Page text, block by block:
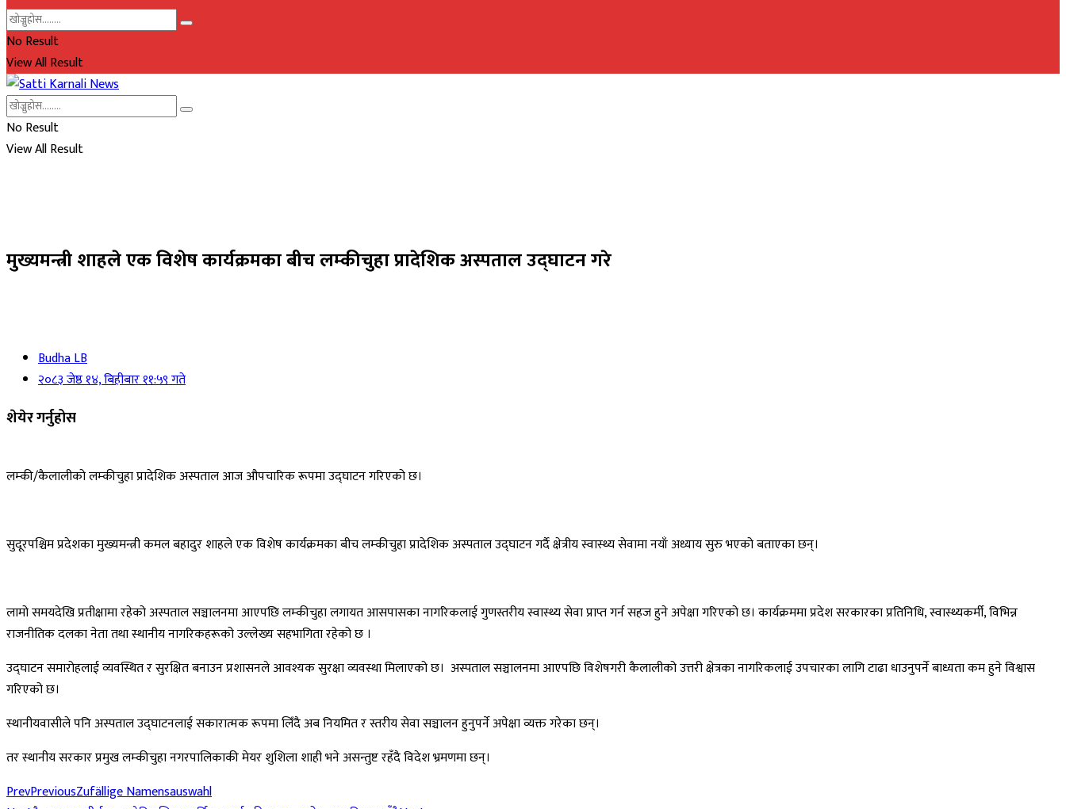
No Result
View All Result
No Result
View All Result
मुख्यमन्त्री शाहले एक विशेष कार्यक्रमका बीच लम्कीचुहा प्रादेशिक अस्पताल उद्घाटन गरे
Budha LB
२०८३ जेष्ठ १४, बिहीबार ११:५९ गते
शेयेर गर्नुहोस
लम्की/कैलालीको लम्कीचुहा प्रादेशिक अस्पताल आज औपचारिक रूपमा उद्घाटन गरिएको छ।
सुदूरपश्चिम प्रदेशका मुख्यमन्त्री कमल बहादुर शाहले एक विशेष कार्यक्रमका बीच लम्कीचुहा प्रादेशिक अस्पताल उद्घाटन गर्दै क्षेत्रीय स्वास्थ्य सेवामा नयाँ अध्याय सुरु भएको बताएका छन्।
लामो समयदेखि प्रतीक्षामा रहेको अस्पताल सञ्चालनमा आएपछि लम्कीचुहा लगायत आसपासका नागरिकलाई गुणस्तरीय स्वास्थ्य सेवा प्राप्त गर्न सहज हुने अपेक्षा गरिएको छ। कार्यक्रममा प्रदेश सरकारका प्रतिनिधि, स्वास्थ्यकर्मी, विभिन्न
राजनीतिक दलका नेता तथा स्थानीय नागरिकहरूको उल्लेख्य सहभागिता रहेको छ ।
उद्घाटन समारोहलाई व्यवस्थित र सुरक्षित बनाउन प्रशासनले आवश्यक सुरक्षा व्यवस्था मिलाएको छ। अस्पताल सञ्चालनमा आएपछि विशेषगरी कैलालीको उत्तरी क्षेत्रका नागरिकलाई उपचारका लागि टाढा धाउनुपर्ने बाध्यता कम हुने विश्वास
गरिएको छ।
स्थानीयवासीले पनि अस्पताल उद्घाटनलाई सकारात्मक रूपमा लिँदै अब नियमित र स्तरीय सेवा सञ्चालन हुनुपर्ने अपेक्षा व्यक्त गरेका छन्।
तर स्थानीय सरकार प्रमुख लम्कीचुहा नगरपालिकाकी मेयर शुशिला शाही भने असन्तुष्ट रहँदै विदेश भ्रमणमा छन्।
PrevPreviousZufällige Namensauswahl